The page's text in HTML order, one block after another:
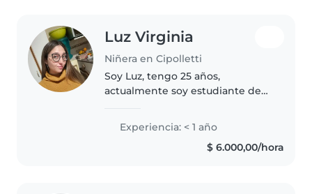
Luz Virginia
Niñera en Cipolletti
Soy Luz, tengo 25 años,
actualmente soy estudiante de
10 años que participó de un
grupo llamado Exploradores, alli
mismo soy animadora de chicos
Experiencia: < 1 año
$ 6.000,00/hora